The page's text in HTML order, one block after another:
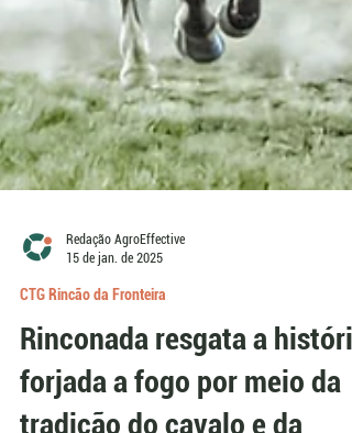
Redação AgroEffective